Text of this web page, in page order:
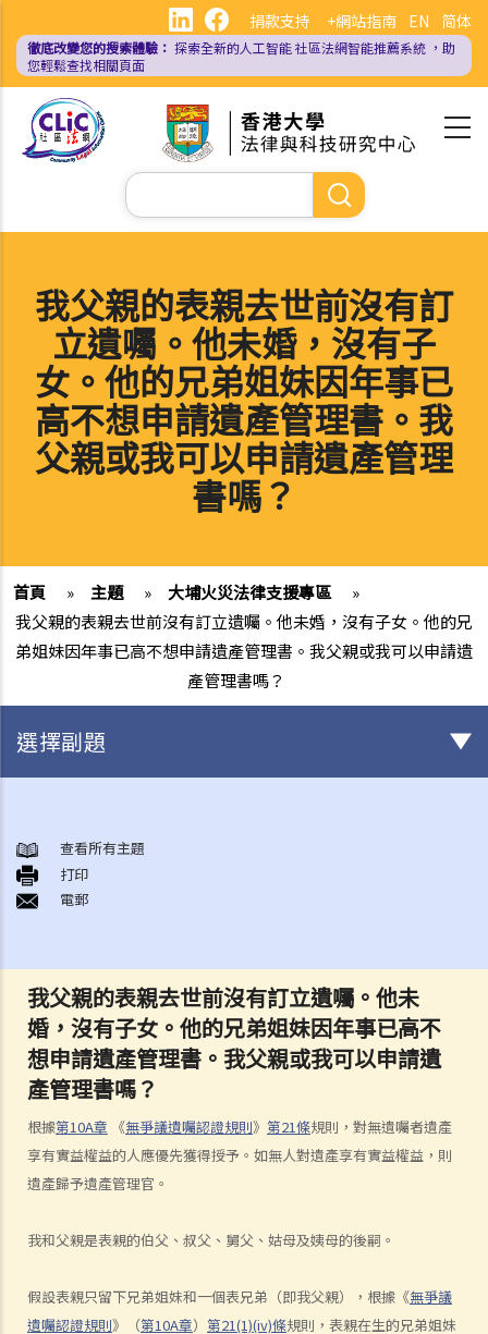
內
EN 简体
捐款支持 +網站指南
徹底改變您的搜索體驗： 探索全新的人工智能社區法網智能推薦系統 ，助
您輕鬆查找相關頁面
Search
我父親的表親去世前沒有訂
立遺囑。他未婚，沒有子
女。他的兄弟姐妹因年事已
高不想申請遺產管理書。我
父親或我可以申請遺產管理
書嗎？
首頁 » 主題 » 大埔火災法律支援專區
»
我父親的表親去世前沒有訂立遺囑。他未婚，沒有子女。他的兄
弟姐妹因年事已高不想申請遺產管理書。我父親或我可以申請遺
產管理書嗎？
我父親的表親去世前沒有訂立遺囑。他未
婚，沒有子女。他的兄弟姐妹因年事已高不
想申請遺產管理書。我父親或我可以申請遺
產管理書嗎？
根據第10A章 《無爭議遺囑認證規則》 第21條規則，對無遺囑者遺產
享有實益權益的人應優先獲得授予。如無人對遺產享有實益權益，則
遺產歸予遺產管理官。
我和父親是表親的伯父、叔父、舅父、姑母及姨母的後嗣。
假設表親只留下兄弟姐妹和一個表兄弟（即我父親），根據《無爭議
遺囑認證規則》（第10A章） 第21(1)(iv)條規則，表親在生的兄弟姐妹
選擇副題
A. 火葬
B. 骨灰安置所（靈灰安置所）
C. 土葬
E. 骨灰撒海
F. 遺體／骨殖／骨灰出入香港
人身傷亡
傷者本人
何謂「人身傷害」？
我受傷後，何時可提出申索？
如何就人身傷害提出申索？
人身傷害訴訟所涉的法律程序
2. 傳訊令狀
查看所有主題
打印
電郵